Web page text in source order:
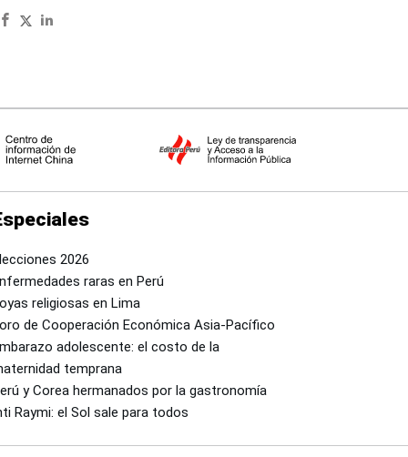
2026
raras en Perú
religiosas en Lima
de Cooperación Económica Asia-Pacífico
adolescente: el costo de la
temprana
y Corea hermanados por la gastronomía
Raymi: el Sol sale para todos